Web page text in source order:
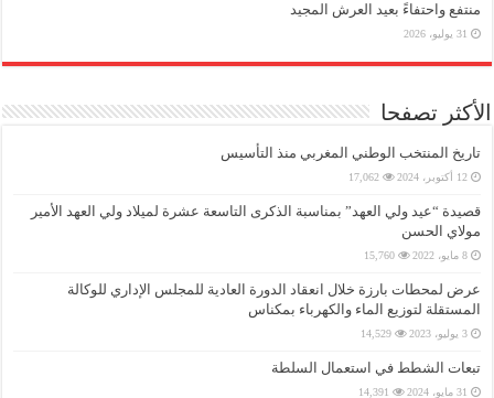
منتفع واحتفاءً بعيد العرش المجيد
31 يوليو، 2026
الأكثر تصفحا
تاريخ المنتخب الوطني المغربي منذ التأسيس
12 أكتوبر، 2024 17,062
قصيدة “عيد ولي العهد” بمناسبة الذكرى التاسعة عشرة لميلاد ولي العهد الأمير
مولاي الحسن
8 مايو، 2022 15,760
عرض لمحطات بارزة خلال انعقاد الدورة العادية للمجلس الإداري للوكالة
المستقلة لتوزيع الماء والكهرباء بمكناس
3 يوليو، 2023 14,529
تبعات الشطط في استعمال السلطة
31 مايو، 2024 14,391